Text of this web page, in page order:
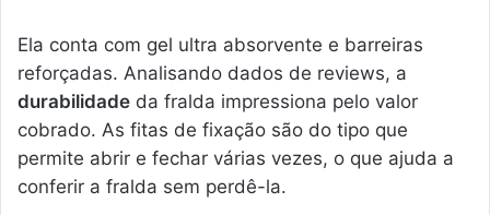
Ela conta com gel ultra absorvente e barreiras
reforçadas. Analisando dados de reviews, a
durabilidade da fralda impressiona pelo valor
cobrado. As fitas de fixação são do tipo que
permite abrir e fechar várias vezes, o que ajuda a
conferir a fralda sem perdê-la.